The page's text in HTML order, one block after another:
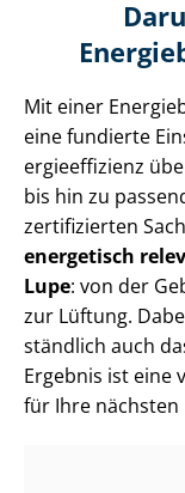
Mit einer
eine fundierte
er­gie­ef­fi­zi­enz
bis hin zu
zertifizierten
energetisch
Lupe: von der
zur Lüftung.
ständ­lich auch
Ergebnis ist eine
für Ihre